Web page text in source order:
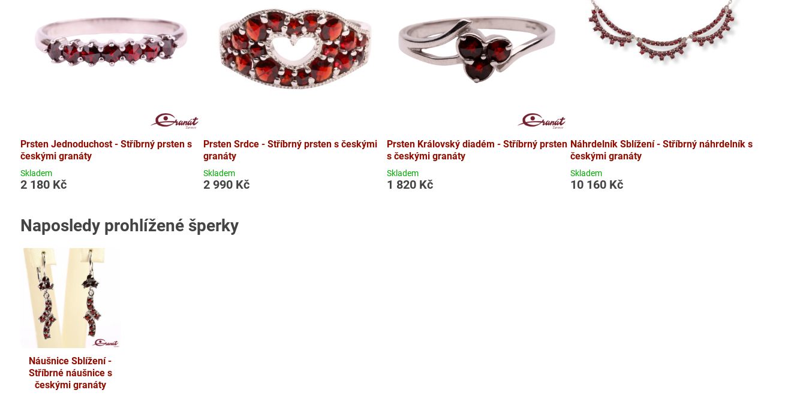
Prsten Jednoduchost - Stříbrný prsten s
českými granáty
Skladem
2 180 Kč
Prsten Srdce - Stříbrný prsten s českými
granáty
Skladem
2 990 Kč
Prsten Královský diadém - Stříbrný prsten
s českými granáty
Skladem
1 820 Kč
Náhrdelník Sblížení - Stříbrný náhrdelník s
českými granáty
Skladem
10 160 Kč
Naposledy prohlížené šperky
Náušnice Sblížení -
Stříbrné náušnice s
českými granáty